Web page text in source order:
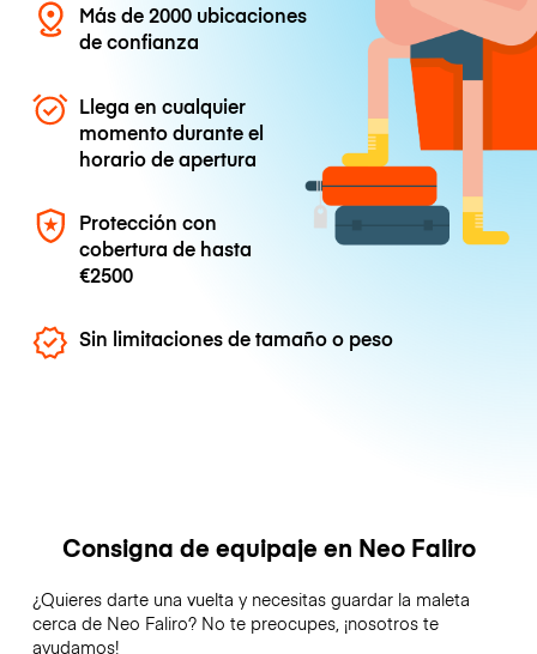
Más de 2000 ubicaciones
de confianza
Llega en cualquier
momento durante el
horario de apertura
Protección con
cobertura de hasta
€2500
Sin limitaciones de tamaño o peso
Consigna de equipaje en Neo Faliro
¿Quieres darte una vuelta y necesitas guardar la maleta
cerca de Neo Faliro? No te preocupes, ¡nosotros te
ayudamos!